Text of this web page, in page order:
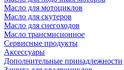
Масло для мотоциклов
Масло для скутеров
Масло для снегоходов
Масло трансмисионное
Сервисные продукты
Аксессуары
Дополнительные принадлежности